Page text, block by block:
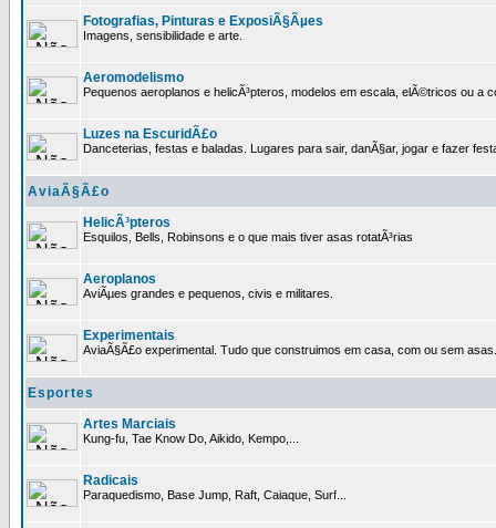
Fotografias, Pinturas e ExposiÃ§Ãµes
Imagens, sensibilidade e arte.
Aeromodelismo
Pequenos aeroplanos e helicÃ³pteros, modelos em escala, elÃ©tricos ou a
Luzes na EscuridÃ£o
Danceterias, festas e baladas. Lugares para sair, danÃ§ar, jogar e fazer
AviaÃ§Ã£o
HelicÃ³pteros
Esquilos, Bells, Robinsons e o que mais tiver asas rotatÃ³rias
Aeroplanos
AviÃµes grandes e pequenos, civis e militares.
Experimentais
AviaÃ§Ã£o experimental. Tudo que construimos em casa, com ou sem asas.
Esportes
Artes Marciais
Kung-fu, Tae Know Do, Aikido, Kempo,...
Radicais
Paraquedismo, Base Jump, Raft, Caiaque, Surf...